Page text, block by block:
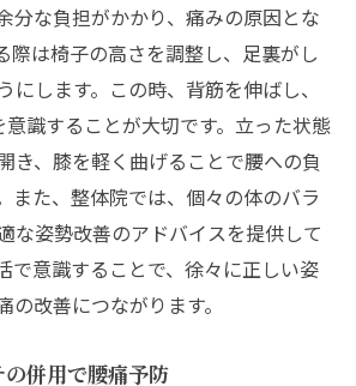
分な負担がかかり、痛みの原因とな
際は椅子の高さを調整し、足裏がし
にします。この時、背筋を伸ばし、
意識することが大切です。立った状態
き、膝を軽く曲げることで腰への負
また、整体院では、個々の体のバラ
な姿勢改善のアドバイスを提供して
で意識することで、徐々に正しい姿
改善につながります。
併用で腰痛予防